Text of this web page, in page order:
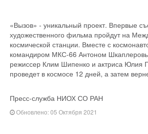
«Вызов» - уникальный проект. Впервые
художественного фильма пройдут на
космической станции. Вместе с
командиром МКС-66 Антоном
режиссер Клим Шипенко и актриса Юлия
проведет в космосе 12 дней, а затем
Пресс-служба НИОХ СО РАН
Обновлено: 05 Октября 2021